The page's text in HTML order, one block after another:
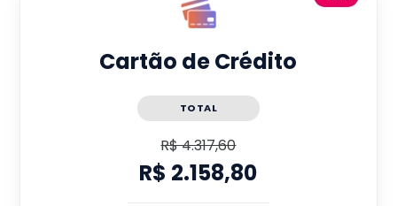
Cartão de Crédito
TOTAL
R$ 4.317,60
R$ 2.158,80